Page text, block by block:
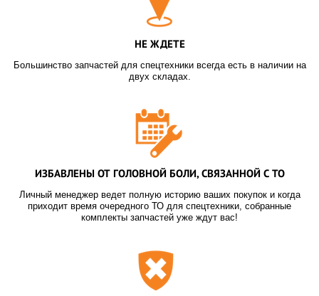
НЕ ЖДЕТЕ
Большинство запчастей для спецтехники всегда есть в наличии на
двух складах.
ИЗБАВЛЕНЫ ОТ ГОЛОВНОЙ БОЛИ, СВЯЗАННОЙ С ТО
Личный менеджер ведет полную историю ваших покупок и когда
приходит время очередного ТО для спецтехники, собранные
комплекты запчастей уже ждут вас!